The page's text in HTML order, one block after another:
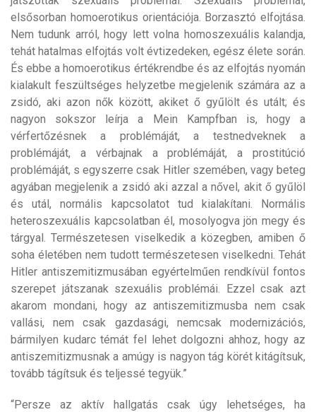
elsősorban homoerotikus orientációja. Borzasztó elfojtása.
Nem tudunk arról, hogy lett volna homoszexuális kalandja,
tehát hatalmas elfojtás volt évtizedeken, egész élete során.
És ebbe a homoerotikus értékrendbe és az elfojtás nyomán
kialakult feszültséges helyzetbe megjelenik számára az a
zsidó, aki azon nők között, akiket ő gyűlölt és utált; és
nagyon sokszor leírja a Mein Kampfban is, hogy a
vérfertőzésnek a problémáját, a testnedveknek a
problémáját, a vérbajnak a problémáját, a prostitúció
problémáját, s egyszerre csak Hitler szemében, vagy beteg
agyában megjelenik a zsidó aki azzal a nővel, akit ő gyűlöl
és utál, normális kapcsolatot tud kialakítani. Normális
heteroszexuális kapcsolatban él, mosolyogva jön megy és
tárgyal. Természetesen viselkedik a közegben, amiben ő
soha életében nem tudott természetesen viselkedni. Tehát
Hitler antiszemitizmusában egyértelműen rendkívül fontos
szerepet játszanak szexuális problémái. Ezzel csak azt
akarom mondani, hogy az antiszemitizmusba nem csak
vallási, nem csak gazdasági, nemcsak modernizációs,
bármilyen kudarc témát fel lehet dolgozni ahhoz, hogy az
antiszemitizmusnak a amúgy is nagyon tág körét kitágítsuk,
tovább tágítsuk és teljessé tegyük.”
“Persze az aktív hallgatás csak úgy lehetséges, ha